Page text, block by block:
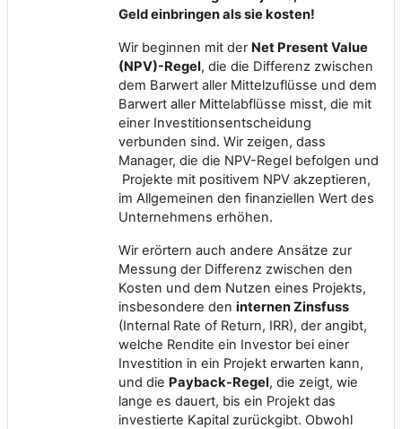
Geld einbringen als sie kosten!
Wir beginnen mit der Net Present Value
(NPV)-Regel, die die Differenz zwischen
dem Barwert aller Mittelzuflüsse und dem
Barwert aller Mittelabflüsse misst, die mit
einer Investitionsentscheidung
verbunden sind. Wir zeigen, dass
Manager, die die NPV-Regel befolgen und
Projekte mit positivem NPV akzeptieren,
im Allgemeinen den finanziellen Wert des
Unternehmens erhöhen.
Wir erörtern auch andere Ansätze zur
Messung der Differenz zwischen den
Kosten und dem Nutzen eines Projekts,
insbesondere den internen Zinsfuss
(Internal Rate of Return, IRR), der angibt,
welche Rendite ein Investor bei einer
Investition in ein Projekt erwarten kann,
und die Payback-Regel, die zeigt, wie
lange es dauert, bis ein Projekt das
investierte Kapital zurückgibt. Obwohl